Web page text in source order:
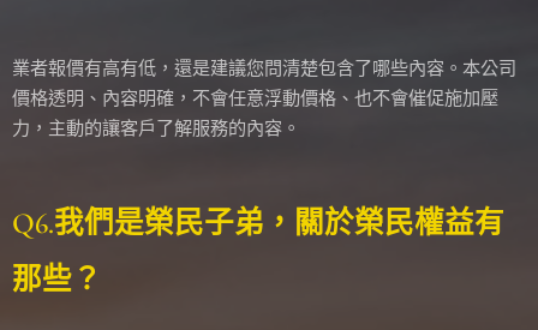
業者報價有高有低，還是建議您問清楚包含了哪些內容。本公司
價格透明、內容明確，不會任意浮動價格、也不會催促施加壓
力，主動的讓客戶了解服務的內容。
Q6.我們是榮民子弟，關於榮民權益有
那些？